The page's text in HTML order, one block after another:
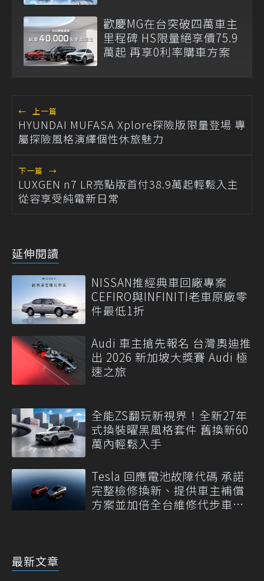
歡慶MG在台突破四萬車主
里程碑 HS限量絕享價75.9
萬起 再享0利率購車方案
← 上一篇
HYUNDAI MUFASA Xplore探險版限量登場 專
屬探險風格演繹個性休旅魅力
下一篇 →
LUXGEN n7 LR亮點版首付38.9萬起輕鬆入主
從容享受純電新日常
延伸閱讀
NISSAN推經典車回廠專案
CEFIRO與INFINITI老車原廠零
件最低1折
Audi 車主搶先報名 台灣奧迪推
出 2026 新加坡大獎賽 Audi 極
速之旅
全能ZS翻玩新視界！全新27年
式換裝曜黑風格套件 舊換新60
萬內輕鬆入手
Tesla 回應電池故障代碼 承諾
完整檢修換新、提供車主補償
方案並加倍全台維修代步車數
最新文章